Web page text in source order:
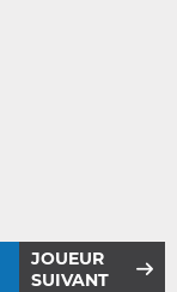
JOUEUR
SUIVANT